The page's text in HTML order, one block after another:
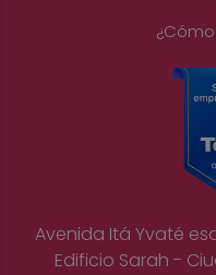
Avenida Itá Yvaté
Edificio Sarah -